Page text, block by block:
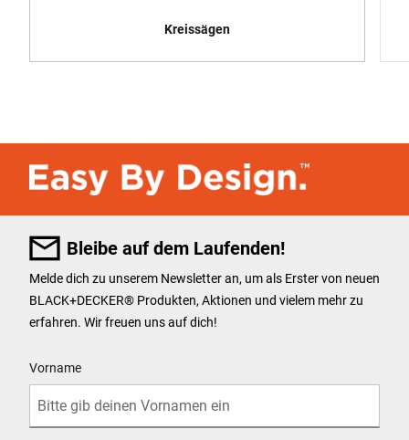
Kreissägen
Bleibe auf dem Laufenden!
Melde dich zu unserem Newsletter an, um als Erster von neuen
BLACK+DECKER® Produkten, Aktionen und vielem mehr zu
erfahren. Wir freuen uns auf dich!
Vorname